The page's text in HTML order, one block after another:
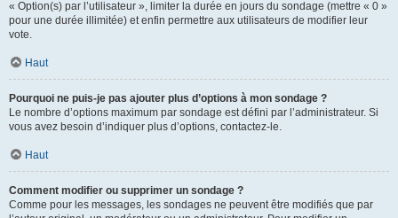
« Option(s) par l’utilisateur », limiter la durée en jours du sondage (mettre « 0 »
pour une durée illimitée) et enfin permettre aux utilisateurs de modifier leur
vote.
Haut
Pourquoi ne puis-je pas ajouter plus d’options à mon sondage ?
Le nombre d’options maximum par sondage est défini par l’administrateur. Si
vous avez besoin d’indiquer plus d’options, contactez-le.
Haut
Comment modifier ou supprimer un sondage ?
Comme pour les messages, les sondages ne peuvent être modifiés que par